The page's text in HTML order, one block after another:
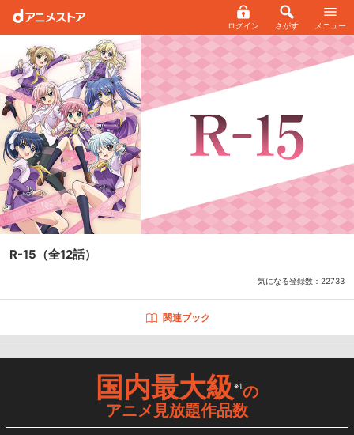
ログイン さがす メニュー
R-15 （全12話）
気になる登録数： 22733
関連ブック
国内最大級※1の
アニメ見放題作品数